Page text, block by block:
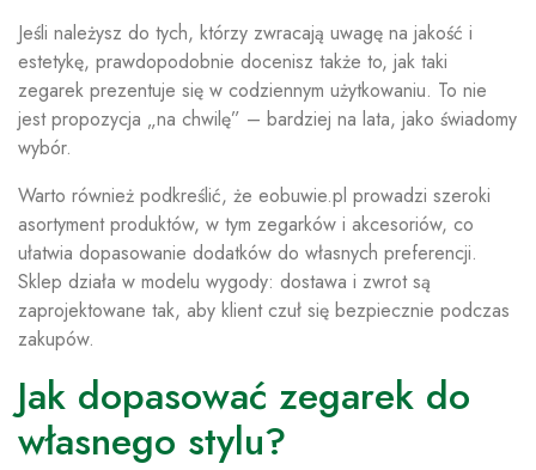
Jeśli należysz do tych, którzy zwracają uwagę na jakość i
estetykę, prawdopodobnie docenisz także to, jak taki
zegarek prezentuje się w codziennym użytkowaniu. To nie
jest propozycja „na chwilę” – bardziej na lata, jako świadomy
wybór.
Warto również podkreślić, że eobuwie.pl prowadzi szeroki
asortyment produktów, w tym zegarków i akcesoriów, co
ułatwia dopasowanie dodatków do własnych preferencji.
Sklep działa w modelu wygody: dostawa i zwrot są
zaprojektowane tak, aby klient czuł się bezpiecznie podczas
zakupów.
Jak dopasować zegarek do
własnego stylu?